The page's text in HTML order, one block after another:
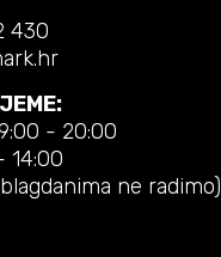
430
- 20:00
14:00
ne radimo)